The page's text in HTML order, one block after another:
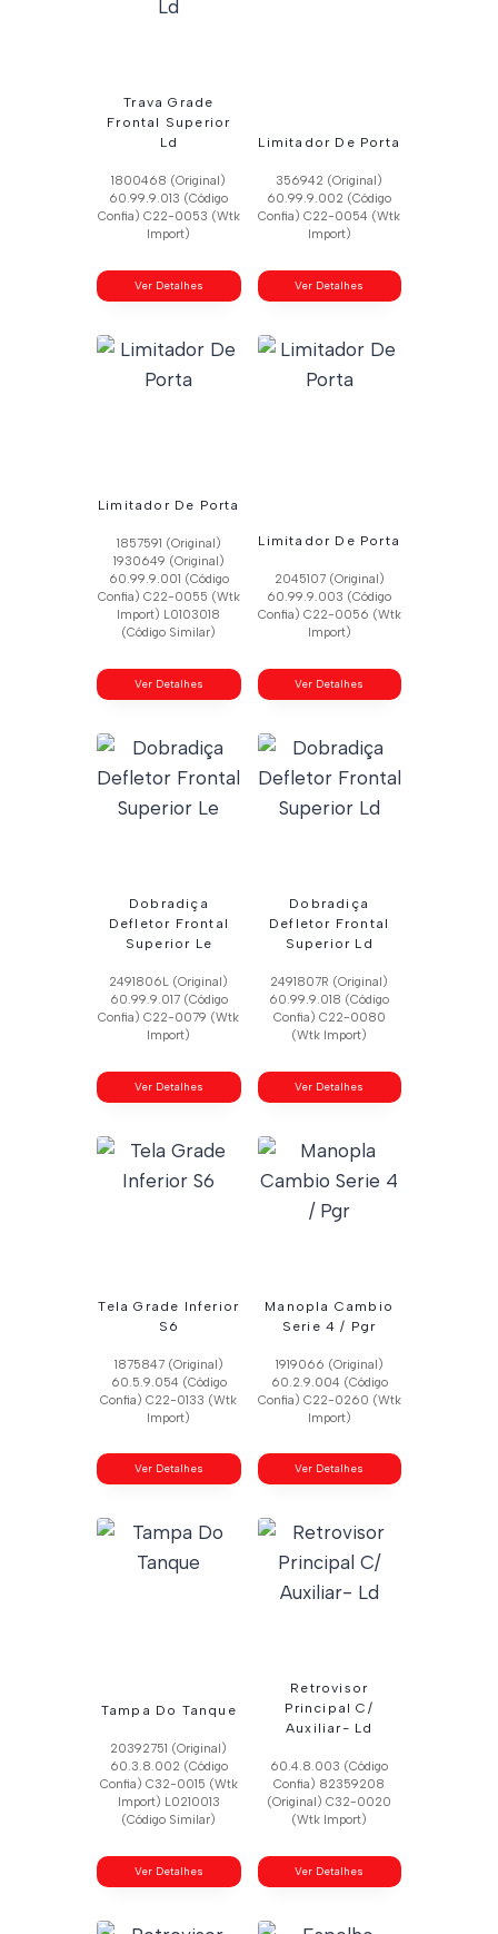
Trava Grade
Frontal Superior
Ld
1800468 (Original)
60.99.9.013 (Código
Confia) C22-0053 (Wtk
Import)
Ver Detalhes
Limitador De Porta
356942 (Original)
60.99.9.002 (Código
Confia) C22-0054 (Wtk
Import)
Ver Detalhes
Limitador De Porta
1857591 (Original)
1930649 (Original)
60.99.9.001 (Código
Confia) C22-0055 (Wtk
Import) L0103018
(Código Similar)
Ver Detalhes
Limitador De Porta
2045107 (Original)
60.99.9.003 (Código
Confia) C22-0056 (Wtk
Import)
Ver Detalhes
Dobradiça
Defletor Frontal
Superior Le
2491806L (Original)
60.99.9.017 (Código
Confia) C22-0079 (Wtk
Import)
Ver Detalhes
Dobradiça
Defletor Frontal
Superior Ld
2491807R (Original)
60.99.9.018 (Código
Confia) C22-0080
(Wtk Import)
Ver Detalhes
Tela Grade Inferior
S6
1875847 (Original)
60.5.9.054 (Código
Confia) C22-0133 (Wtk
Import)
Ver Detalhes
Manopla Cambio
Serie 4 / Pgr
1919066 (Original)
60.2.9.004 (Código
Confia) C22-0260 (Wtk
Import)
Ver Detalhes
Tampa Do Tanque
20392751 (Original)
60.3.8.002 (Código
Confia) C32-0015 (Wtk
Import) L0210013
(Código Similar)
Ver Detalhes
Retrovisor
Principal C/
Auxiliar- Ld
60.4.8.003 (Código
Confia) 82359208
(Original) C32-0020
(Wtk Import)
Ver Detalhes